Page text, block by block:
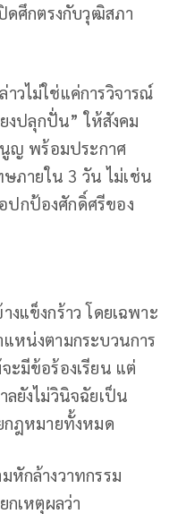
ดศึกตรงกับวุฒิสภา
วไม่ใช่แค่การวิจารณ์
งปลุกปั่น” ให้สังคม
นูญ พร้อมประกาศ
ษภายใน 3 วัน ไม่เช่น
ปกป้องศักดิ์ศรีของ
แข็งกร้าว โดยเฉพาะ
หน่งตามกระบวนการ
ะมีข้อร้องเรียน แต่
ลยังไม่วินิจฉัยเป็น
กฎหมายทั้งหมด
หักล้างวาทกรรม
กเหตุผลว่า